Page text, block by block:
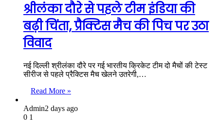
श्रीलंका दौरे से पहले टीम इंडिया की
बढ़ी चिंता, प्रैक्टिस मैच की पिच पर उठा
विवाद
नई दिल्ली श्रीलंका दौरे पर गई भारतीय क्रिकेट टीम दो मैचों की टेस्ट
सीरीज से पहले प्रैक्टिस मैच खेलने उतरेगी,…
Read More »
Admin2 days ago
0 1